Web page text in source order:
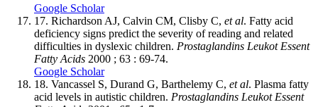
Google Scholar
17. Richardson AJ, Calvin CM, Clisby C, et al. Fatty acid
deficiency signs predict the severity of reading and related
difficulties in dyslexic children. Prostaglandins Leukot Essent
Fatty Acids 2000 ; 63 : 69-74.
Google Scholar
18. Vancassel S, Durand G, Barthelemy C, et al. Plasma fatty
acid levels in autistic children. Prostaglandins Leukot Essent